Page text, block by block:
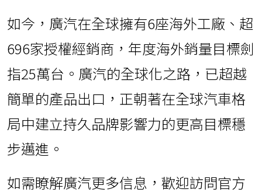
如今，廣汽在全球擁有6座海外工廠、超
696家授權經銷商，年度海外銷量目標劍
指25萬台。廣汽的全球化之路，已超越
簡單的產品出口，正朝著在全球汽車格
局中建立持久品牌影響力的更高目標穩
步邁進。
如需瞭解廣汽更多信息，歡迎訪問官方